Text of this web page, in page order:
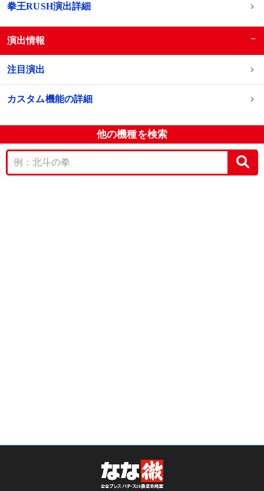
拳王RUSH演出詳細
演出情報 −
注目演出
カスタム機能の詳細
他の機種を検索